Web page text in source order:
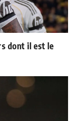
dont il est le